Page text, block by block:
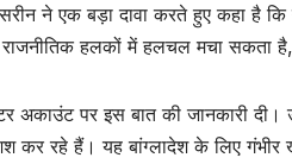
ने एक बड़ा दावा करते हुए कहा है
हलकों में हलचल मचा सकता
अकाउंट पर इस बात की जानकारी
कर रहे हैं। यह बांग्लादेश के लिए